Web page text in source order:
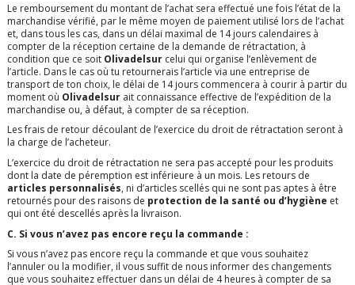
Le remboursement du montant de l’achat sera effectué une fois l’état de la
marchandise vérifié, par le même moyen de paiement utilisé lors de l’achat
et, dans tous les cas, dans un délai maximal de 14 jours calendaires à
compter de la réception certaine de la demande de rétractation, à
condition que ce soit Olivadelsur celui qui organise l’enlèvement de
l’article. Dans le cas où tu retournerais l’article via une entreprise de
transport de ton choix, le délai de 14 jours commencera à courir à partir du
moment où Olivadelsur ait connaissance effective de l’expédition de la
marchandise ou, à défaut, à compter de sa réception.
Les frais de retour découlant de l’exercice du droit de rétractation seront à
la charge de l’acheteur.
L’exercice du droit de rétractation ne sera pas accepté pour les produits
dont la date de péremption est inférieure à un mois. Les retours de
articles personnalisés, ni d’articles scellés qui ne sont pas aptes à être
retournés pour des raisons de protection de la santé ou d’hygiène et
qui ont été descellés après la livraison.
C. Si vous n’avez pas encore reçu la commande :
Si vous n’avez pas encore reçu la commande et que vous souhaitez
l’annuler ou la modifier, il vous suffit de nous informer des changements
que vous souhaitez effectuer dans un délai de 4 heures à compter de sa